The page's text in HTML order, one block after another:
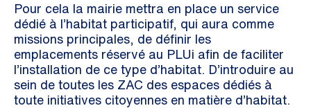
Pour cela la mairie mettra en place un service
dédié à l’habitat participatif, qui aura comme
missions principales, de définir les
emplacements réservé au PLUi afin de faciliter
l’installation de ce type d’habitat. D’introduire au
sein de toutes les ZAC des espaces dédiés à
toute initiatives citoyennes en matière d’habitat.